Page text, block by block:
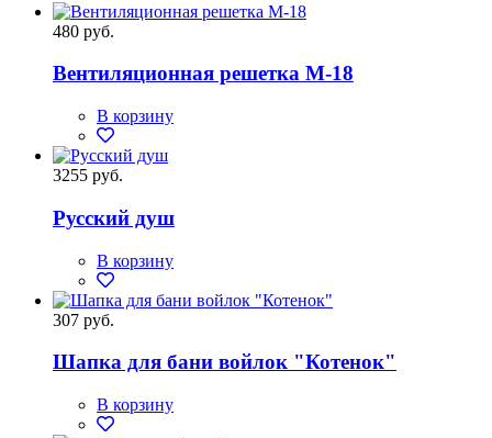
480 руб.
Вентиляционная решетка М-18
В корзину
3255 руб.
Русский душ
В корзину
307 руб.
Шапка для бани войлок "Котенок"
В корзину